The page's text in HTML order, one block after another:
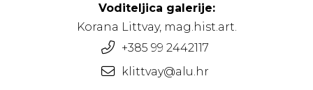
Voditeljica galerije:
Korana Littvay, mag.hist.art.
+385 99 2442117
klittvay@alu.hr